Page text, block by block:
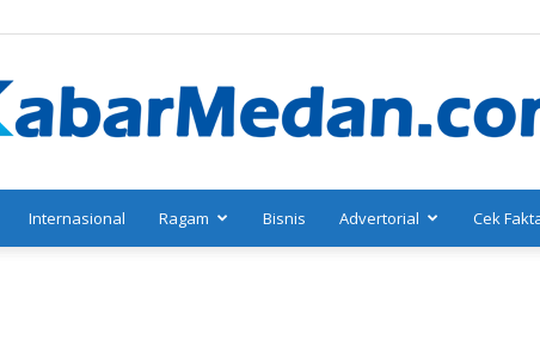
Internasional Ragam Bisnis Advertorial Cek